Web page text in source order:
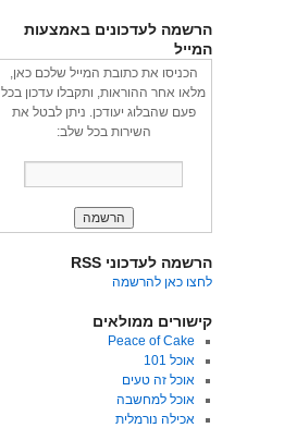
הרשמה לעדכונים באמצעות
המייל
הכניסו את כתובת המייל שלכם כאן,
מלאו אחר ההוראות, ותקבלו עדכון בכל
פעם שהבלוג יעודכן. ניתן לבטל את
השירות בכל שלב:
הרשמה לעדכוני RSS
לחצו כאן להרשמה
קישורים ממולאים
Peace of Cake
אוכל 101
אוכל זה טעים
אוכל למחשבה
אכילה נורמלית